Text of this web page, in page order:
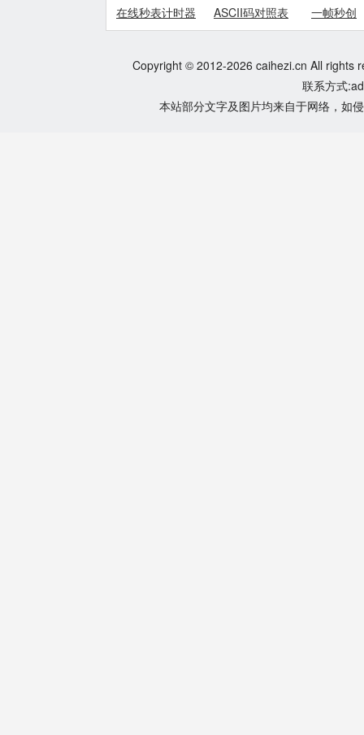
在线秒表计时器 ASCII码对照表 一帧秒创
Copyright © 2012-2026 caihezi.cn All rights
联系方式
本站部分文字及图片均来自于网络，如